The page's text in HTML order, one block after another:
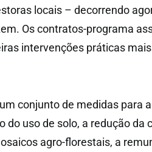
locais – decorrendo
Os contratos-programa
intervenções práticas
conjunto de medidas para
do uso de solo, a redução da
agro-florestais, a